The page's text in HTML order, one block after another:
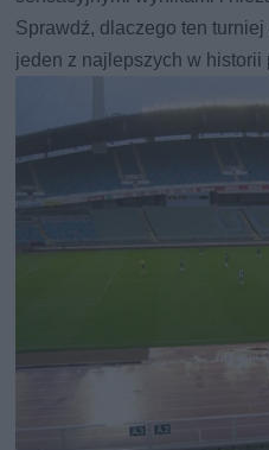
Sprawdź, dlaczego ten
jeden z najlepszych w historii